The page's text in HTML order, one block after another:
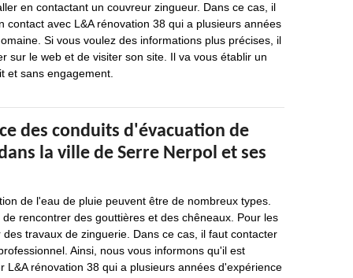
en contactant un couvreur zingueur. Dans ce cas, il
contact avec L&A rénovation 38 qui a plusieurs années
Si vous voulez des informations plus précises, il
sur le web et de visiter son site. Il va vous établir un
et sans engagement.
des conduits d'évacuation de
la ville de Serre Nerpol et ses
de l'eau de pluie peuvent être de nombreux types.
rencontrer des gouttières et des chêneaux. Pour les
travaux de zinguerie. Dans ce cas, il faut contacter
Ainsi, nous vous informons qu'il est
L&A rénovation 38 qui a plusieurs années d'expérience